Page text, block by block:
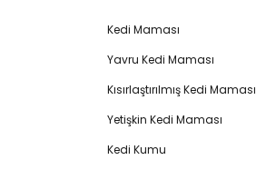
Kedi Maması
Yavru Kedi Maması
Kısırlaştırılmış Kedi Maması
Yetişkin Kedi Maması
Kedi Kumu